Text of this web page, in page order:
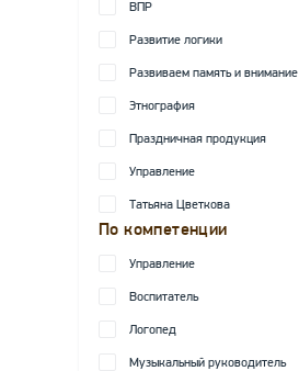
ВПР
Развитие логики
Развиваем память и внимание
Этнография
Праздничная продукция
Управление
Татьяна Цветкова
По компетенции
Управление
Воспитатель
Логопед
Музыкальный руководитель